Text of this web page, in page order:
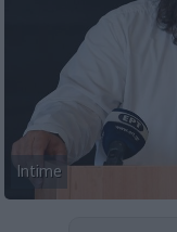
Intime